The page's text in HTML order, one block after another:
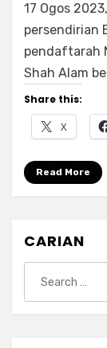
17 Ogos
persendirian
pendaftarah
Shah Alam
Share this:
X
Read More
CARIAN
for: